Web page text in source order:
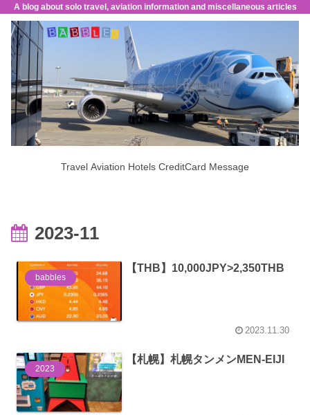
A blog about solo travel, aviation information and miscellaneous articles
Travel Aviation Hotels CreditCard Message
2023-11
babbles
【THB】10,000JPY>2,350THB
2023.11.30
2023
【札幌】札幌タンメンMEN-EIJI